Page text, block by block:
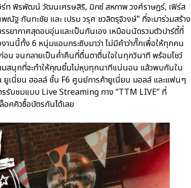
ร์ท พิรพัฒน์ วัฒนเศรษสิริ, มิกซ์ สหภาพ วงศ์ราษฎร์, เฟิร์ส
กันทะชัย และ เปรม วรุศ ชวลิตรุจิวงษ์” ที่จะมาร่วมสร้าง
รยากาศสุดอบอุ่นและเป็นกันเอง เหมือนนัดรวมตัวปาร์ตี้ที่
านนี้ทั้ง 6 หนุ่มแอบกระซิบมาว่า ไม่มีคำว่ากั๊กเพื่อให้ทุกคน
น จนกลายเป็นค่ำคืนที่ตื่นตาตื่นใจในทุกวินาที พร้อมโชว์
มสนุกที่จะทำให้คุณยิ้มไม่หุบทุกนาทีแน่นอน แล้วพบกันใน
ยูเนี่ยน ฮอลล์ ชั้น F6 ศูนย์การค้ายูเนี่ยน มอลล์ และแฟนๆ
รรับชมแบบ Live Streaming ทาง “TTM LIVE” ที่
คคิวซื้อบัตรกันได้เลย